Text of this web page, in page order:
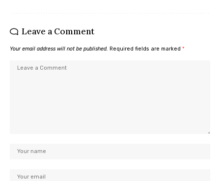
Leave a Comment
Your email address will not be published. Required fields are marked *